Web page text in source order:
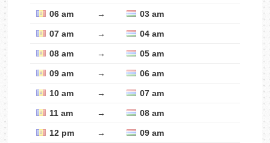
06 am → 03 am
07 am → 04 am
08 am → 05 am
09 am → 06 am
10 am → 07 am
11 am → 08 am
12 pm → 09 am